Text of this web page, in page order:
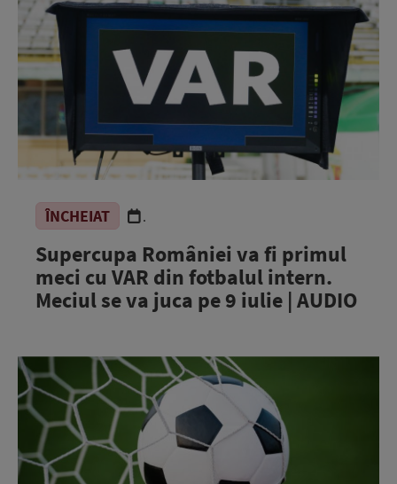
ÎNCHEIAT .
Supercupa României va fi primul
meci cu VAR din fotbalul intern.
Meciul se va juca pe 9 iulie | AUDIO